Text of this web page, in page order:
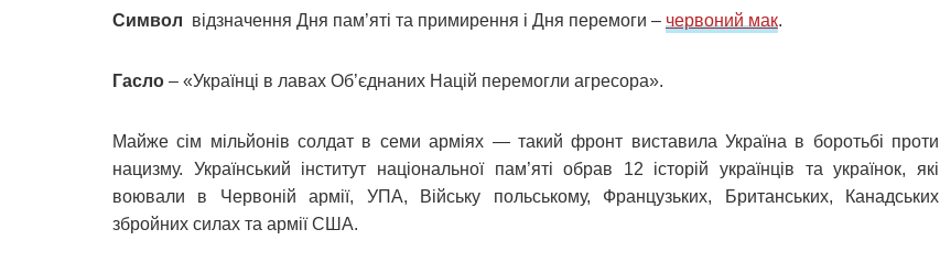
Символ відзначення Дня пам’яті та примирення і Дня перемоги – червоний мак.
Гасло – «Українці в лавах Об’єднаних Націй перемогли агресора».
Майже сім мільйонів солдат в семи арміях — такий фронт виставила Україна в боротьбі проти
нацизму. Український інститут національної пам’яті обрав 12 історій українців та українок, які
воювали в Червоній армії, УПА, Війську польському, Французьких, Британських, Канадських
збройних силах та армії США.